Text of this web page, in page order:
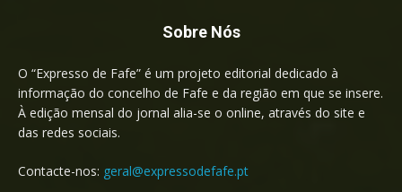
Sobre Nós
O “Expresso de Fafe” é um projeto editorial dedicado à
informação do concelho de Fafe e da região em que se insere.
À edição mensal do jornal alia-se o online, através do site e
das redes sociais.
Contacte-nos: geral@expressodefafe.pt